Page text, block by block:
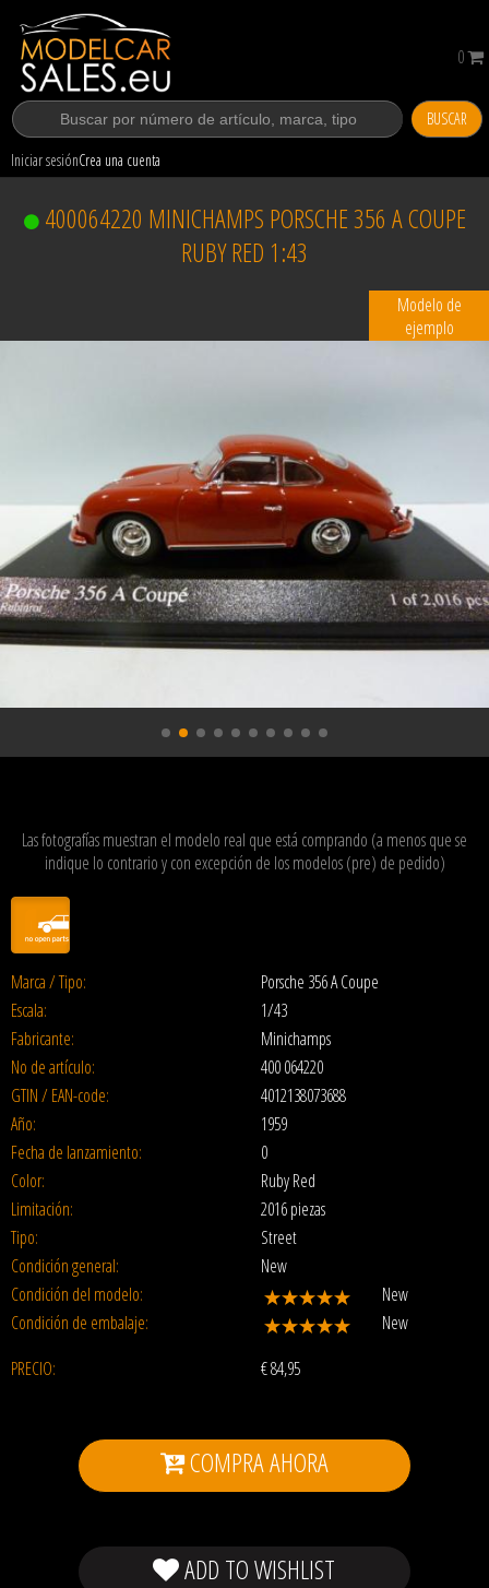
BUSCAR
Iniciar sesiónCrea una cuenta
0
400064220 MINICHAMPS PORSCHE 356 A COUPE
RUBY RED 1:43
Modelo de
ejemplo
Las fotografías muestran el modelo real que está comprando (a menos que se
indique lo contrario y con excepción de los modelos (pre) de pedido)
Marca / Tipo:
Porsche 356 A Coupe
Escala:
1/43
Fabricante:
Minichamps
No de artículo:
400 064220
GTIN / EAN-code:
4012138073688
Año:
1959
Fecha de lanzamiento:
0
Color:
Ruby Red
Limitación:
2016 piezas
Tipo:
Street
Condición general:
New
Condición del modelo:
New
Condición de embalaje:
New
PRECIO:
€84,95
COMPRA AHORA
ADD TO WISHLIST